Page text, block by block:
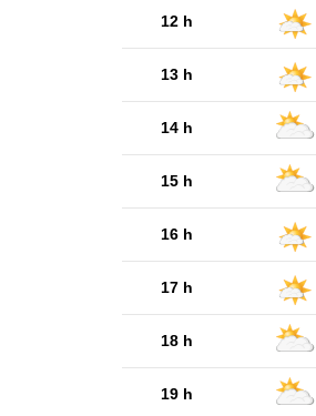
12 h
13 h
14 h
15 h
16 h
17 h
18 h
19 h